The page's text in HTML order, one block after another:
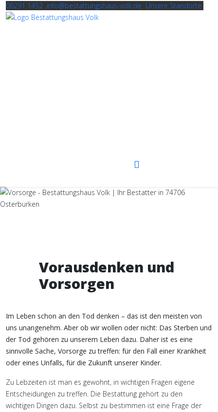
06291 1452 info@bestattungshaus-volk.de Unsere Standorte
Vorausdenken und
Vorsorgen
Im Leben schon an den Tod denken – das ist den meisten von
uns unangenehm. Aber ob wir wollen oder nicht: Das Sterben und
der Tod gehören zu unserem Leben dazu. Daher ist es eine
sinnvolle Sache, Vorsorge zu treffen: für den Fall einer Krankheit
oder eines Unfalls, für die Zukunft unserer Kinder.
Zu Lebzeiten ist man es gewohnt, in wichtigen Fragen eigene
Entscheidungen zu treffen. Die Bestattung gehört zu den
wichtigen Dingen dazu. Selbst zu bestimmen ist eine Frage der